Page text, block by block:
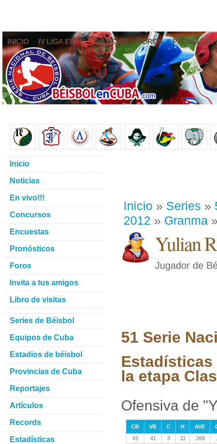
INICIO IV LIGA ELITE NOTICIAS FOROS
Inicio » Series »
2012 » Granma
Yulian
Jugador de
51 Serie
Estadísticas
la etapa
Ofensiva de
CB VB C H AVE
43
41 3 11 .268
Inicio
Noticias
En vivo!!!
Concursos
Encuestas
Pronósticos
Foros
Invita a tus amigos
Libro de visitas
Series de Béisbol
Equipos de Cuba
Estadios de béisbol
Provincias de Cuba
Reportajes
Artículos
Records
Estadísticas